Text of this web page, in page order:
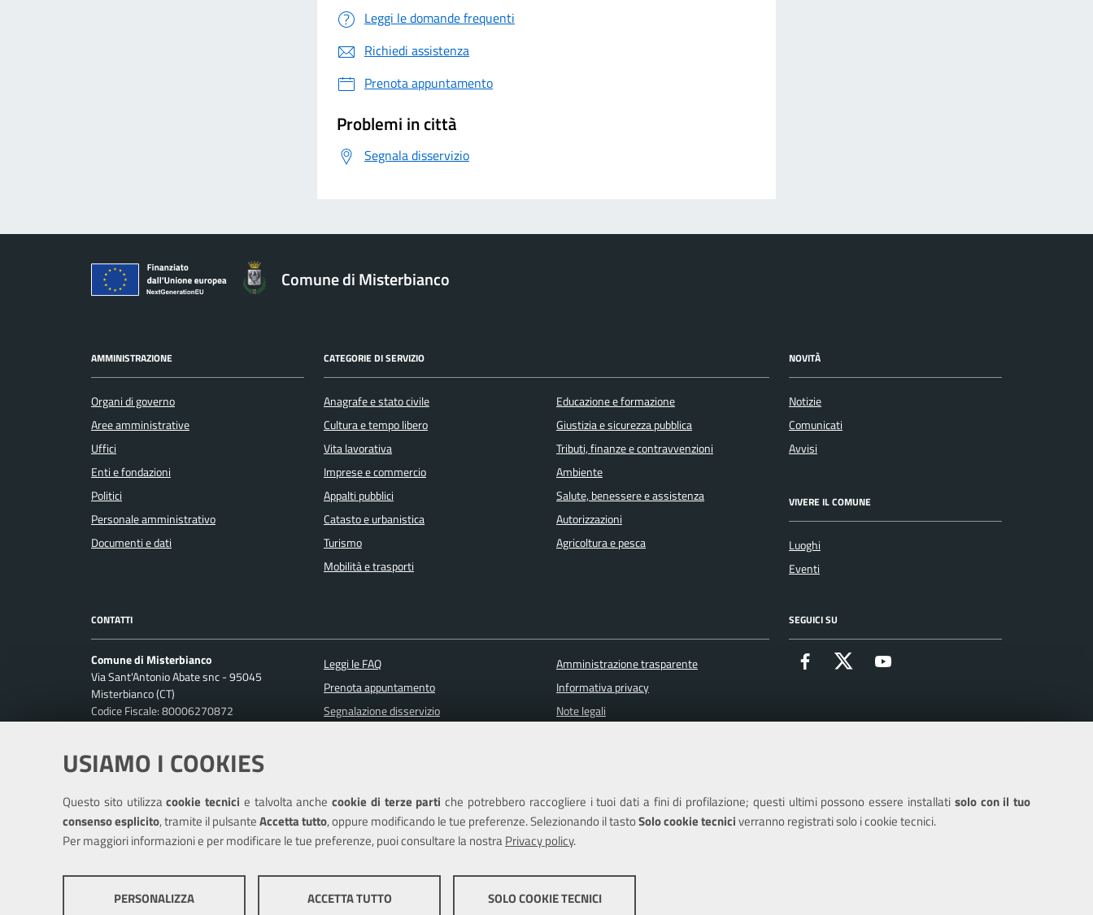
USIAMO I COOKIES
Questo sito utilizzacookie tecnici e talvolta anchecookie di terze parti che potrebbero raccogliere i tuoi dati a fini di profilazione; questi ultimi possono essere installati solo con il tuo
consenso esplicito, tramite il pulsanteAccetta tutto, oppure modificando le tue preferenze. Selezionando il tastoSolo cookie tecniciverranno registrati solo i cookie tecnici.
Per maggiori informazioni e per modificare le tue preferenze, puoi consultare la nostraPrivacy policy.
PERSONALIZZA ACCETTA TUTTO SOLO COOKIE TECNICI
Leggi le domande frequenti
Richiedi assistenza
Prenota appuntamento
Problemi in città
Segnala disservizio
Comune di Misterbianco
AMMINISTRAZIONE
Organi di governo
Aree amministrative
Uffici
Enti e fondazioni
Politici
Personale amministrativo
Documenti e dati
CATEGORIE DI SERVIZIO
Anagrafe e stato civile
Cultura e tempo libero
Vita lavorativa
Imprese e commercio
Appalti pubblici
Catasto e urbanistica
Turismo
Mobilità e trasporti
Educazione e formazione
Giustizia e sicurezza pubblica
Tributi, finanze e contravvenzioni
Ambiente
Salute, benessere e assistenza
Autorizzazioni
Agricoltura e pesca
NOVITÀ
Notizie
Comunicati
Avvisi
VIVERE IL COMUNE
Luoghi
Eventi
CONTATTI
Comune di Misterbianco
Via Sant'Antonio Abate snc - 95045
Misterbianco (CT)
Codice Fiscale: 80006270872
Ufficio Relazioni con il Pubblico
protocollo.misterbianco@pec.it
Centralino unico: 095-7556200
Leggi le FAQ
Prenota appuntamento
Segnalazione disservizio
Amministrazione trasparente
Informativa privacy
Note legali
SEGUICI SU
Facebook